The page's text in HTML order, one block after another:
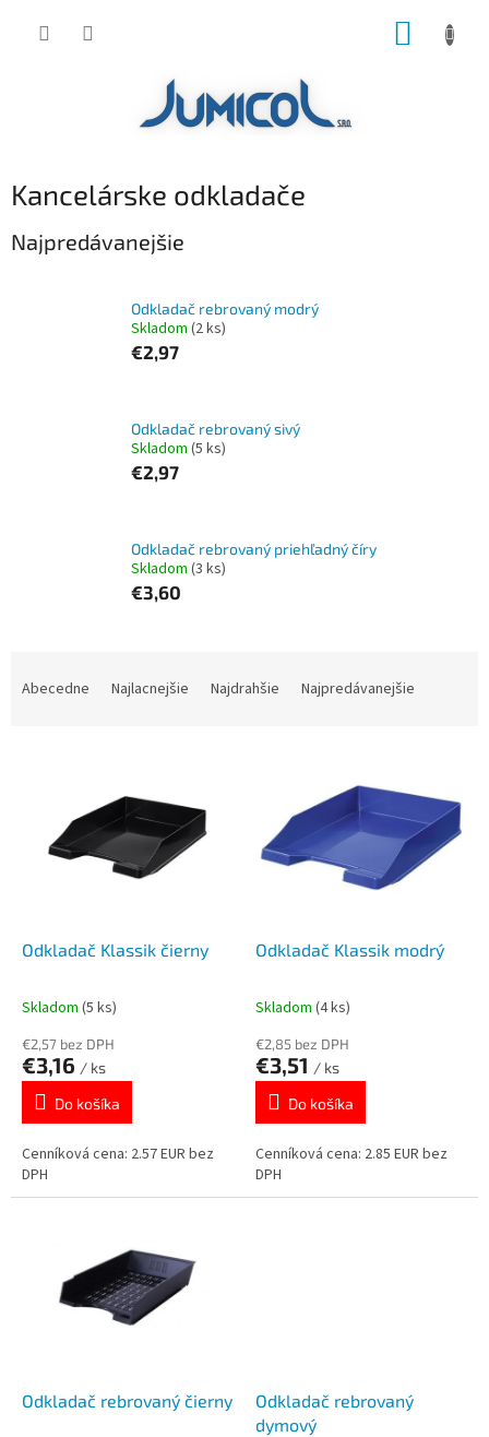
Kancelárske odkladače
Najpredávanejšie
Odkladač rebrovaný modrý
Skladom (2 ks)
€2,97
Odkladač rebrovaný sivý
Skladom (5 ks)
€2,97
Odkladač rebrovaný priehľadný číry
Skladom (3 ks)
€3,60
Abecedne Najlacnejšie Najdrahšie Najpredávanejšie
Odkladač Klassik čierny
Skladom (5 ks)
€2,57 bez DPH
€3,16 / ks
Do košíka
Cenníková cena: 2.57 EUR bez
DPH
Odkladač Klassik modrý
Skladom (4 ks)
€2,85 bez DPH
€3,51 / ks
Do košíka
Cenníková cena: 2.85 EUR bez
DPH
Odkladač rebrovaný čierny
Odkladač rebrovaný
dymový